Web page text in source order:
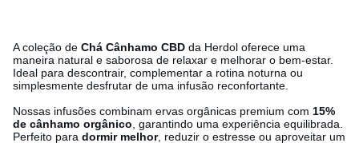
Contacto
A coleção de Chá Cânhamo CBD da Herdol oferece uma
maneira natural e saborosa de relaxar e melhorar o bem-estar.
Ideal para descontrair, complementar a rotina noturna ou
simplesmente desfrutar de uma infusão reconfortante.
Nossas infusões combinam ervas orgânicas premium com 15%
de cânhamo orgânico , garantindo uma experiência equilibrada.
Perfeito para dormir melhor, reduzir o estresse ou aproveitar um